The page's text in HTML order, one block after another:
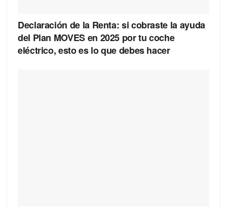
Declaración de la Renta: si cobraste la ayuda
del Plan MOVES en 2025 por tu coche
eléctrico, esto es lo que debes hacer